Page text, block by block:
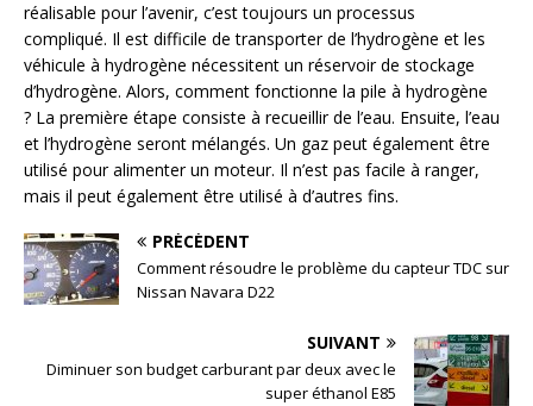
réalisable pour l’avenir, c’est toujours un processus
compliqué. Il est difficile de transporter de l’hydrogène et les
véhicule à hydrogène nécessitent un réservoir de stockage
d’hydrogène. Alors, comment fonctionne la pile à hydrogène
? La première étape consiste à recueillir de l’eau. Ensuite, l’eau
et l’hydrogène seront mélangés. Un gaz peut également être
utilisé pour alimenter un moteur. Il n’est pas facile à ranger,
mais il peut également être utilisé à d’autres fins.
PRÉCÉDENT
Comment résoudre le problème du capteur TDC sur
Nissan Navara D22
SUIVANT
Diminuer son budget carburant par deux avec le
super éthanol E85